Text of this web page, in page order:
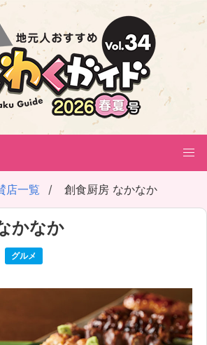
店一覧 創食厨房 なかなか
かなか
グルメ